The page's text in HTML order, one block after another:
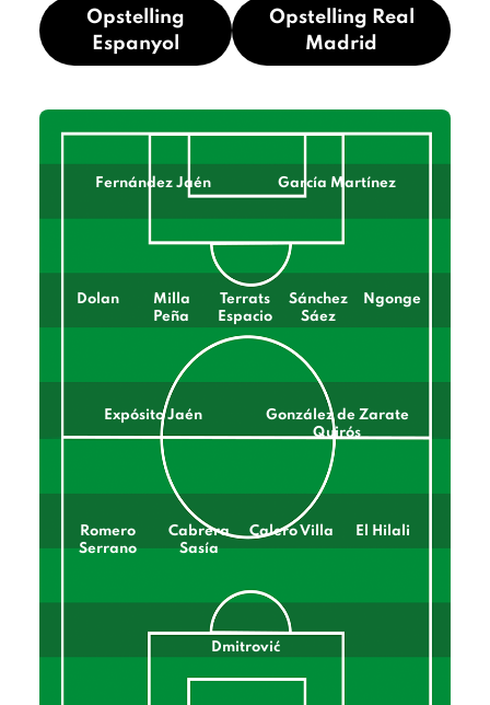
Opstelling
Espanyol
Opstelling Real
Madrid
Fernández Jaén García Martínez
Dolan
Milla
Peña
Terrats
Espacio
Sánchez
Sáez
Ngonge
Expósito Jaén
González de Zarate
Quirós
Romero
Serrano
Cabrera
Sasía
Calero Villa El Hilali
Dmitrović